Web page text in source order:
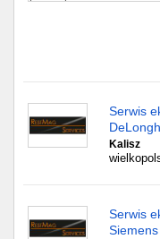
Serwis
Kalisz
Serwis